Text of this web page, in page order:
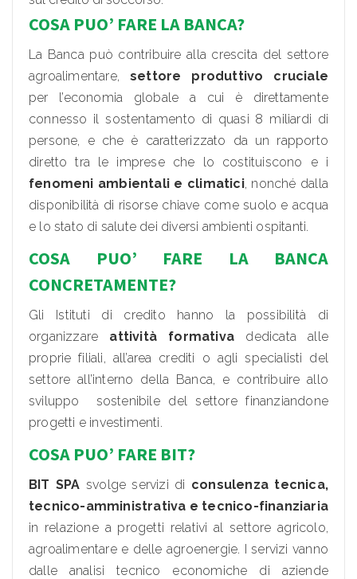
COSA PUO’ FARE LA BANCA?
La Banca può contribuire alla crescita del settore
agroalimentare, settore produttivo cruciale
per l’economia globale a cui è direttamente
connesso il sostentamento di quasi 8 miliardi di
persone, e che è caratterizzato da un rapporto
diretto tra le imprese che lo costituiscono e i
fenomeni ambientali e climatici, nonché dalla
disponibilità di risorse chiave come suolo e acqua
e lo stato di salute dei diversi ambienti ospitanti.
COSA PUO’ FARE LA BANCA
CONCRETAMENTE?
Gli Istituti di credito hanno la possibilità di
organizzare attività formativa dedicata alle
proprie filiali, all’area crediti o agli specialisti del
settore all’interno della Banca, e contribuire allo
sviluppo sostenibile del settore finanziandone
progetti e investimenti.
COSA PUO’ FARE BIT?
BIT SPA svolge servizi di consulenza tecnica,
tecnico-amministrativa e tecnico-finanziaria
in relazione a progetti relativi al settore agricolo,
agroalimentare e delle agroenergie. I servizi vanno
dalle analisi tecnico economiche di aziende